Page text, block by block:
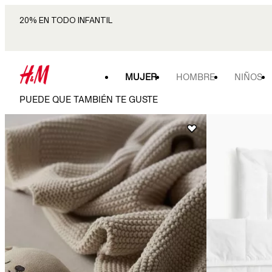
20% EN TODO INFANTIL
MUJER HOMBRE NIÑOS
PUEDE QUE TAMBIÉN TE GUSTE